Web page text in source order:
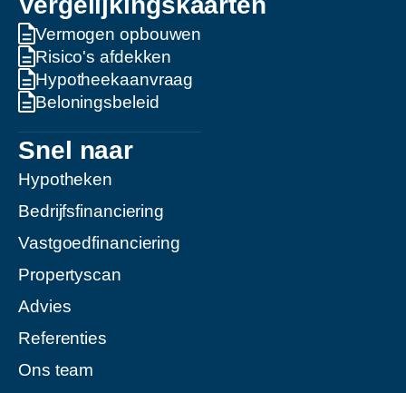
Vermogen opbouwen
Risico's afdekken
Hypotheekaanvraag
Beloningsbeleid
Snel naar
Hypotheken
Bedrijfsfinanciering
Vastgoedfinanciering
Propertyscan
Advies
Referenties
Ons team